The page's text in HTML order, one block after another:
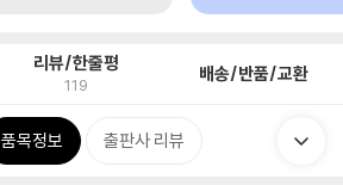
리뷰/한줄평
119 배송/반품/교환
품목정보 출판사 리뷰